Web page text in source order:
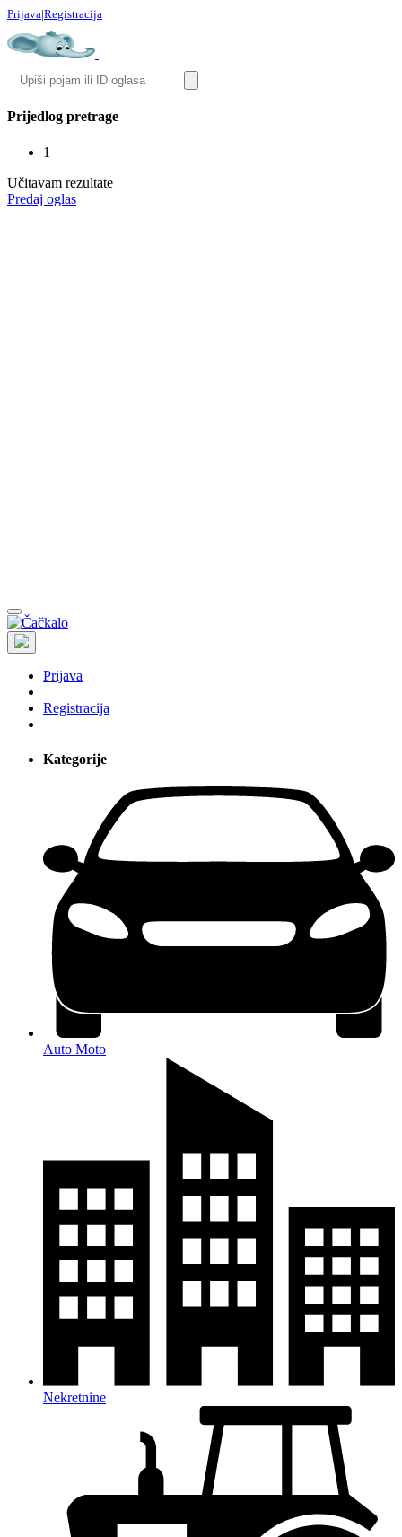
Prijava|Registracija
Prijedlog pretrage
1
Učitavam rezultate
Predaj oglas
Prijava
Registracija
Kategorije
Auto Moto
Nekretnine